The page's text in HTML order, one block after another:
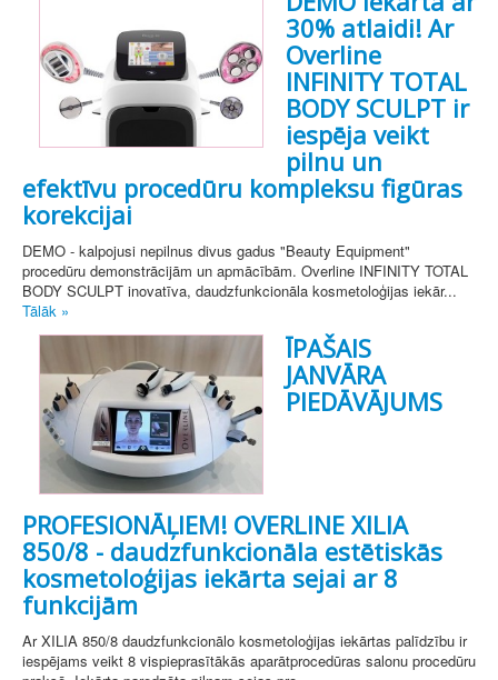
30% atlaidi! Ar
Overline
INFINITY TOTAL
BODY SCULPT ir
iespēja veikt
pilnu un
efektīvu procedūru kompleksu figūras
korekcijai
DEMO - kalpojusi nepilnus divus gadus "Beauty Equipment"
procedūru demonstrācijām un apmācībām. Overline INFINITY TOTAL
BODY SCULPT inovatīva, daudzfunkcionāla kosmetoloģijas iekār...
Tālāk »
ĪPAŠAIS
JANVĀRA
PIEDĀVĀJUMS
PROFESIONĀĻIEM! OVERLINE XILIA
850/8 - daudzfunkcionāla estētiskās
kosmetoloģijas iekārta sejai ar 8
funkcijām
Ar XILIA 850/8 daudzfunkcionālo kosmetoloģijas iekārtas palīdzību ir
iespējams veikt 8 vispieprasītākās aparātprocedūras salonu procedūru